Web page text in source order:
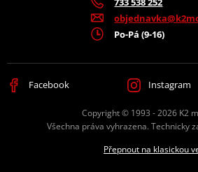
D.I.D + JT
zlatá
Po-Pá (9-16)
Facebook Instagram
Copyright © 1993 - 2026 K2
Všechna práva vyhrazena. Technicky
Přepnout na klasickou